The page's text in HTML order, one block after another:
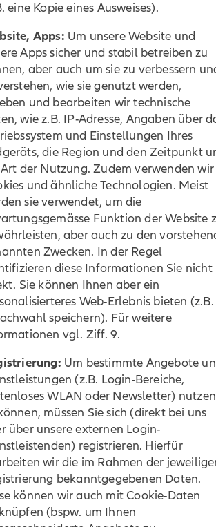
eine Kopie eines Ausweises).
Apps: Um unsere Website und
Apps sicher und stabil betreiben zu
aber auch um sie zu verbessern
wie sie genutzt werden,
und bearbeiten wir technische
wie z.B. IP-Adresse, Angaben über
und Einstellungen Ihres
die Region und den Zeitpunkt
der Nutzung. Zudem verwenden wir
und ähnliche Technologien. Meist
sie verwendet, um die
Funktion der Website
aber auch zu den
Zwecken. In der Regel
diese Informationen Sie nicht
Sie können Ihnen aber ein
Web-Erlebnis bieten (z.B.
speichern). Für weitere
vgl. Ziff. 9.
Um bestimmte Angebote
(z.B. Login-Bereiche,
WLAN oder Newsletter) nutzen
müssen Sie sich (direkt bei uns
über unsere externen Login-
registrieren. Hierfür
wir die im Rahmen der
bekanntgegebenen Daten.
können wir auch mit Cookie-Daten
(bspw. um Ihnen